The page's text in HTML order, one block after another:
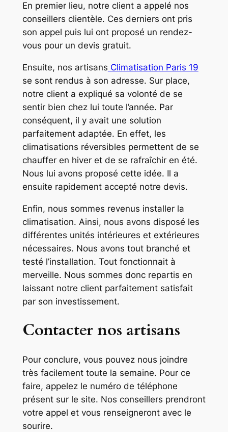
En premier lieu, notre client a appelé nos
conseillers clientèle. Ces derniers ont pris
son appel puis lui ont proposé un rendez-
vous pour un devis gratuit.
Ensuite, nos artisans Climatisation Paris 19
se sont rendus à son adresse. Sur place,
notre client a expliqué sa volonté de se
sentir bien chez lui toute l’année. Par
conséquent, il y avait une solution
parfaitement adaptée. En effet, les
climatisations réversibles permettent de se
chauffer en hiver et de se rafraîchir en été.
Nous lui avons proposé cette idée. Il a
ensuite rapidement accepté notre devis.
Enfin, nous sommes revenus installer la
climatisation. Ainsi, nous avons disposé les
différentes unités intérieures et extérieures
nécessaires. Nous avons tout branché et
testé l’installation. Tout fonctionnait à
merveille. Nous sommes donc repartis en
laissant notre client parfaitement satisfait
par son investissement.
Contacter nos artisans
Pour conclure, vous pouvez nous joindre
très facilement toute la semaine. Pour ce
faire, appelez le numéro de téléphone
présent sur le site. Nos conseillers prendront
votre appel et vous renseigneront avec le
sourire.